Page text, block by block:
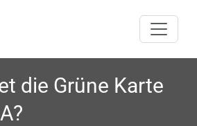
die Grüne Karte